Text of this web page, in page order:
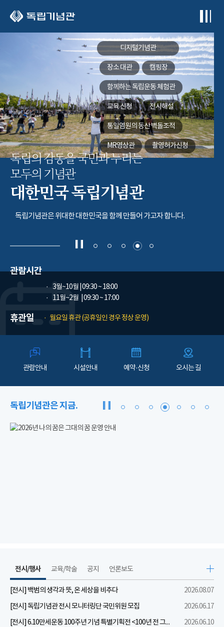
디지털기념관
장소 대관 캠핑장
함께하는독립운동 체험관
교육 신청 전시해설
통일염원의 동산벽돌조적
MR영상관 촬영허가신청
독립의 감동을 국민과 누리는
모두의 기념관
대한민국 독립기념관
독립기념관은 위대한 대한민국을 함께 만들어 가고자 합니다.
관람시간
3월~10월 | 09:30 ~ 18:00
11월~2월
| 09:30 ~ 17:00
휴관일 월요일 휴관 (공휴일인 경우 정상 운영)
관람안내 시설안내 예약·신청 오시는 길
독립기념관은 지금.
전시/행사
[전시] 백범의 생각과 뜻, 온 세상을 비추다
2026.08.07
[전시] 독립기념관 전시 모니터링단 국민위원 모집
2026.06.17
[전시] 6.10만세운동 100주년 기념 특별기획전 <100년 전 그날을 보다: 6.10만세운동>
2026.06.10
교육/학술 공지 언론보도